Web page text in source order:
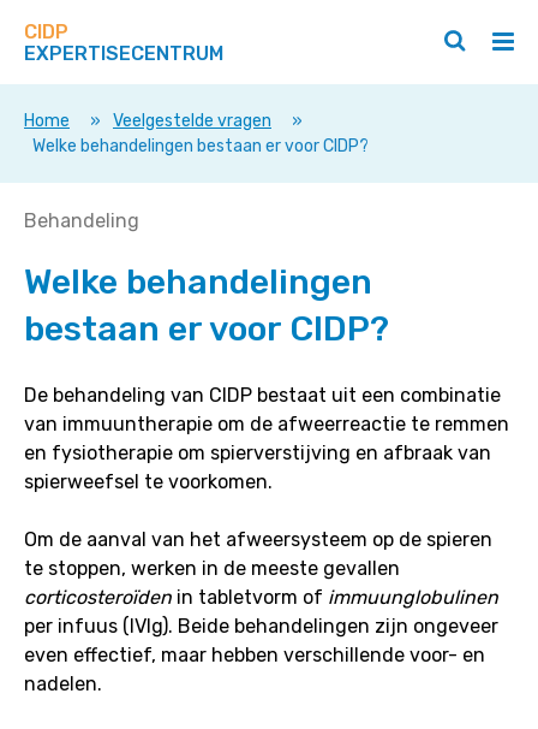
direct
op
deze
CIDP
EXPERTISECENTRUM
/
Zoeken
/
Home » Veelgestelde vragen
»
Welke behandelingen bestaan er voor CIDP?
Welke
bestaan
voor
Behandeling
Welke behandelingen
bestaan er voor CIDP?
De behandeling van CIDP bestaat uit een combinatie
van immuuntherapie om de afweerreactie te remmen
en fysiotherapie om spierverstijving en afbraak van
spierweefsel te voorkomen.
Om de aanval van het afweersysteem op de spieren
te stoppen, werken in de meeste gevallen
corticosteroïden in tabletvorm of immuunglobulinen
per infuus (IVIg). Beide behandelingen zijn ongeveer
even effectief, maar hebben verschillende voor- en
nadelen.